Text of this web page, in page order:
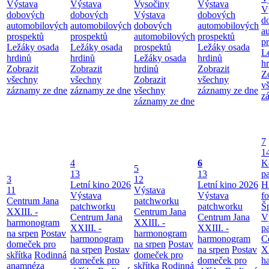
Výstava
dobových
automobilových
prospektů
Ležáky osada
hrdinů
Zobrazit
všechny
záznamy ze dne
Výstava
dobových
automobilových
prospektů
Ležáky osada
hrdinů
Zobrazit
všechny
záznamy ze dne
Vysočiny
Výstava
dobových
automobilových
prospektů
Ležáky osada
hrdinů
Zobrazit
všechny
záznamy ze dne
Výstava
dobových
automobilových
prospektů
Ležáky osada
hrdinů
Zobrazit
všechny
záznamy ze dne
3
11
Centrum Jana
XXIII. -
harmonogram
na srpen Postav
domeček pro
skřítka Rodinná
anamnéza
4
13
Letní kino 2026
Výstava
patchworku
Centrum Jana
XXIII. -
harmonogram
na srpen Postav
domeček pro
5
12
Výstava
patchworku
Centrum Jana
XXIII. -
harmonogram
na srpen Postav
domeček pro
skřítka Rodinná
6
13
Letní kino 2026
Výstava
patchworku
Centrum Jana
XXIII. -
harmonogram
na srpen Postav
domeček pro
7